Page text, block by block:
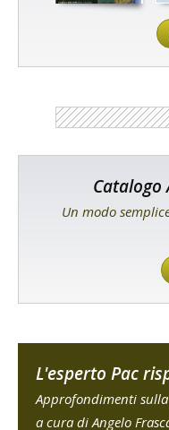
Catalogo
Un modo
L'esperto Pac
Approfondimenti
a cura di Angelo